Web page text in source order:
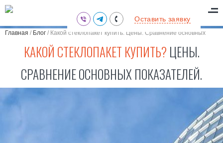
(095) 711-77-47
(097) 773-73-71
Оставить заявку
Главная / Блог / Какой стеклопакет купить. Цены. Сравнение основных
КАКОЙ СТЕКЛОПАКЕТ КУПИТЬ? ЦЕНЫ.
СРАВНЕНИЕ ОСНОВНЫХ ПОКАЗАТЕЛЕЙ.